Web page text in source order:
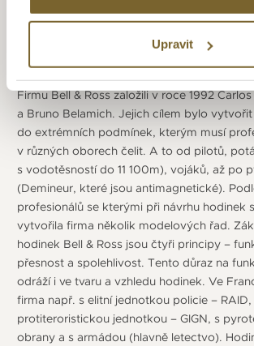
Upravit
BELL & ROSS
Firmu Bell & Ross založili v roce 1992
a Bruno Belamich. Jejich cílem bylo vytvořit
do extrémních podmínek, kterým musí
v různých oborech čelit. A to od pilotů,
s vodotěsností do 11 100m), vojáků, až po
(Demineur, které jsou antimagnetické).
profesionálů se kterými při návrhu hodinek
vytvořila firma několik modelových řad.
hodinek Bell & Ross jsou čtyři principy –
přesnost a spolehlivost. Tento důraz na
odráží i ve tvaru a vzhledu hodinek. Ve
firma např. s elitní jednotkou policie – RAID,
protiteroristickou jednotkou – GIGN, s
obrany a s armádou (hlavně letectvo).